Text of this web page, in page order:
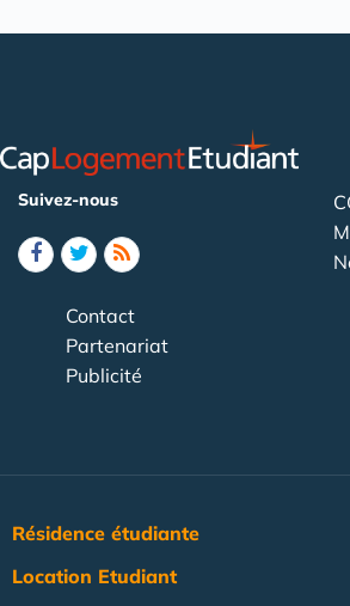
Suivez-nous
Contact
Partenariat
Publicité
Résidence étudiante
Location Etudiant